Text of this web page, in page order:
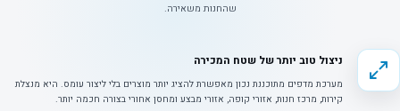
שהחנות משאירה.
ניצול טוב יותר של שטח המכירה
מערכת מדפים מתוכננת נכון מאפשרת להציג יותר מוצרים בלי ליצור עומס. היא מנצלת
קירות, מרכז חנות, אזורי קופה, אזורי מבצע ומחסן אחורי בצורה חכמה יותר.